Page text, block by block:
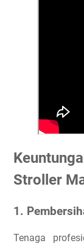
Stroller
1.
Tenaga